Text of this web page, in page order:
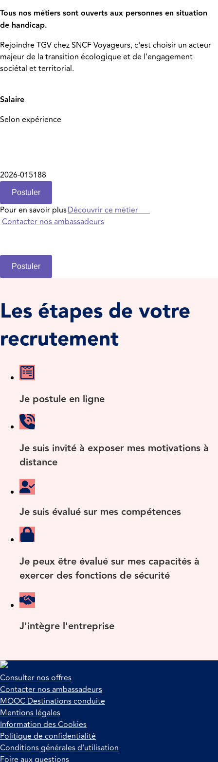
Tous nos métiers sont ouverts aux personnes en situation
de handicap.
Rejoindre TGV chez SNCF Voyageurs, c'est choisir un acteur
majeur de la transition écologique et de l'engagement
sociétal et territorial.
Salaire
Selon expérience
2026-015188
Postuler
Pour en savoir plusDécouvrir ce métier
Contacter nos ambassadeurs
Postuler
Les étapes de votre
recrutement
Je postule en ligne
Je suis invité à exposer mes motivations à
distance
Je suis évalué sur mes compétences
Je peux être évalué sur mes capacités à
exercer des fonctions de sécurité
J'intègre l'entreprise
Consulter nos offres
Contacter nos ambassadeurs
MOOC Destinations conduite
Mentions légales
Information des Cookies
Politique de confidentialité
Conditions générales d'utilisation